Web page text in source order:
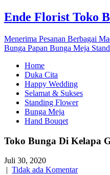
Ende Florist Toko
Menerima Pesanan Berbagai
Bunga Papan Bunga Meja
Home
Duka Cita
Happy Wedding
Selamat & Sukses
Standing Flower
Bunga Meja
Hand Bouqet
Toko Bunga Di Kelapa
Juli 30, 2020
| Tidak ada Komentar